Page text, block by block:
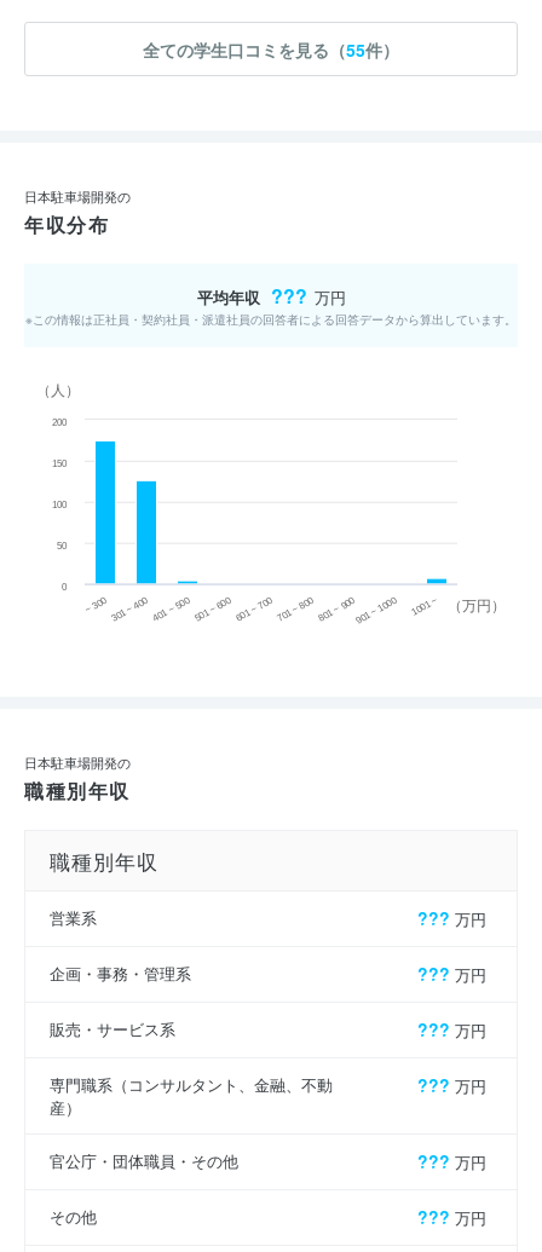
全ての学生口コミを見る（55件）
日本駐車場開発の
年収分布
平均年収 ??? 万円
※この情報は正社員・契約社員・派遣社員の回答者による回答データから算出しています。
（万円）
（人）
~ 300 301 ~ 400 401 ~ 500501 ~ 600601 ~ 700701 ~ 800801 ~ 900901 ~ 1000 1001 ~
0
50
100
150
200
日本駐車場開発の
職種別年収
職種別年収
営業系 ??? 万円
企画・事務・管理系 ??? 万円
販売・サービス系 ??? 万円
専門職系（コンサルタント、金融、不動
産）
??? 万円
官公庁・団体職員・その他 ??? 万円
その他 ??? 万円